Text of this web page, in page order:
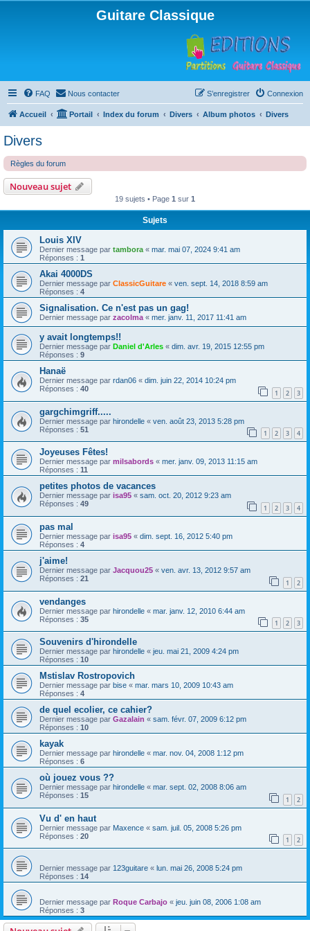
Guitare Classique
FAQ Nous contacter Connexion
S’enregistrer
Accueil Portail Index du forum Divers Album photos Divers
Divers
Règles du forum
Nouveau sujet
19 sujets • Page 1 sur 1
Sujets
Louis XIV
Dernier message par tambora « mar. mai 07, 2024 9:41 am
Réponses : 1
Akai 4000DS
Dernier message par ClassicGuitare « ven. sept. 14, 2018 8:59 am
Réponses : 4
Signalisation. Ce n'est pas un gag!
Dernier message par zacolma « mer. janv. 11, 2017 11:41 am
y avait longtemps!!
Dernier message par Daniel d'Arles « dim. avr. 19, 2015 12:55 pm
Réponses : 9
Hanaë
Dernier message par rdan06 « dim. juin 22, 2014 10:24 pm
Réponses : 40 1 2 3
gargchimgriff.....
Dernier message par hirondelle « ven. août 23, 2013 5:28 pm
Réponses : 51 1 2 3 4
Joyeuses Fêtes!
Dernier message par milsabords « mer. janv. 09, 2013 11:15 am
Réponses : 11
petites photos de vacances
Dernier message par isa95 « sam. oct. 20, 2012 9:23 am
Réponses : 49 1 2 3 4
pas mal
Dernier message par isa95 « dim. sept. 16, 2012 5:40 pm
Réponses : 4
j'aime!
Dernier message par Jacquou25 « ven. avr. 13, 2012 9:57 am
Réponses : 21 1 2
vendanges
Dernier message par hirondelle « mar. janv. 12, 2010 6:44 am
Réponses : 35 1 2 3
Souvenirs d'hirondelle
Dernier message par hirondelle « jeu. mai 21, 2009 4:24 pm
Réponses : 10
Mstislav Rostropovich
Dernier message par bise « mar. mars 10, 2009 10:43 am
Réponses : 4
de quel ecolier, ce cahier?
Dernier message par Gazalain « sam. févr. 07, 2009 6:12 pm
Réponses : 10
kayak
Dernier message par hirondelle « mar. nov. 04, 2008 1:12 pm
Réponses : 6
où jouez vous ??
Dernier message par hirondelle « mar. sept. 02, 2008 8:06 am
Réponses : 15 1 2
Vu d' en haut
Dernier message par Maxence « sam. juil. 05, 2008 5:26 pm
Réponses : 20 1 2
Dernier message par 123guitare « lun. mai 26, 2008 5:24 pm
Réponses : 14
Dernier message par Roque Carbajo « jeu. juin 08, 2006 1:08 am
Réponses : 3